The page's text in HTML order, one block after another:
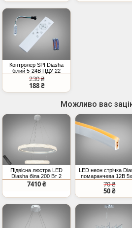
Контролер SPI Diasha
білий 5‑24В ПДУ 22
ефекти
230 ₴
188 ₴
Можливо вас
Підвісна люстра LED
Diasha біла 200 Вт 2
кільця
7410 ₴
LED неон стрічка
помаранчева 12В
IP67
70 ₴
50 ₴